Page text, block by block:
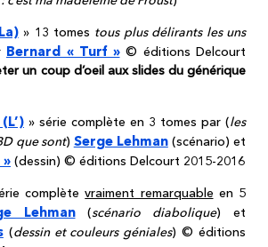
» 13 tomes tous plus délirants les uns
Bernard « Turf »© éditions Delcourt
un coup d’oeil aux slides du générique
» série complète en 3 tomes par (les
que sont) Serge Lehman(scénario) et
» (dessin) © éditions Delcourt 2015-2016
complètevraiment remarquable en 5
Lehman(scénario diabolique) et
(dessin et couleurs géniales) © éditions